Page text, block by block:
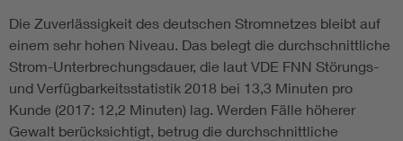
Die Zuverlässigkeit des deutschen Stromnetzes bleibt auf
einem sehr hohen Niveau. Das belegt die durchschnittliche
Strom-Unterbrechungsdauer, die laut VDE FNN Störungs-
und Verfügbarkeitsstatistik 2018 bei 13,3 Minuten pro
Kunde (2017: 12,2 Minuten) lag. Werden Fälle höherer
Gewalt berücksichtigt, betrug die durchschnittliche